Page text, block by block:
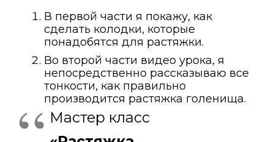
В первой части я покажу, как
сделать колодки, которые
понадобятся для растяжки.
Во второй части видео урока, я
непосредственно рассказываю все
тонкости, как правильно
производится растяжка голенища.
Мастер класс